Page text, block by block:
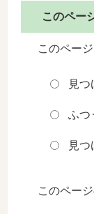
このペー
このペー
見つ
ふつ
見つ
このペー